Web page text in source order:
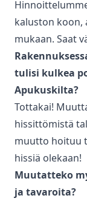
kaluston koon,
mukaan. Saat
tulisi kulkea
Apukuskilta?
Tottakai!
hissittömistä
muutto hoituu
hissiä olekaan!
Muutatteko
ja tavaroita?